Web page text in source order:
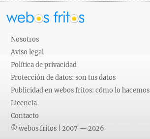
Nosotros
Aviso legal
Política de privacidad
Protección de datos: son tus datos
Publicidad en webos fritos: cómo lo hacemos
Licencia
Contacto
© webos fritos | 2007 — 2026